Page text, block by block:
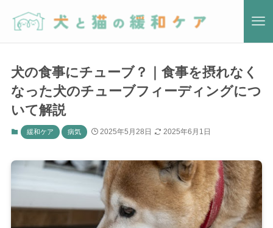
犬の食事にチューブ？｜食事を摂れなく
なった犬のチューブフィーディングにつ
いて解説
緩和ケア 病気 2025年5月28日 2025年6月1日